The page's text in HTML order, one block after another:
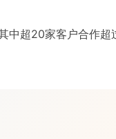
中超20家客户合作超